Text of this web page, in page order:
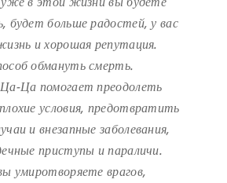
будет больше радостей, у вас
и хорошая репутация.
обмануть смерть.
Ца помогает преодолеть
условия, предотвратить
и внезапные заболевания,
приступы и параличи.
умиротворяете врагов,